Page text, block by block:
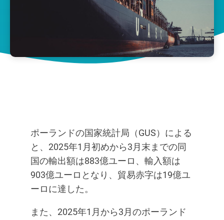
ポーランドの国家統計局（GUS）による
と、2025年1月初めから3月末までの同
国の輸出額は883億ユーロ、輸入額は
903億ユーロとなり、貿易赤字は19億ユ
ーロに達した。
また、2025年1月から3月のポーランド